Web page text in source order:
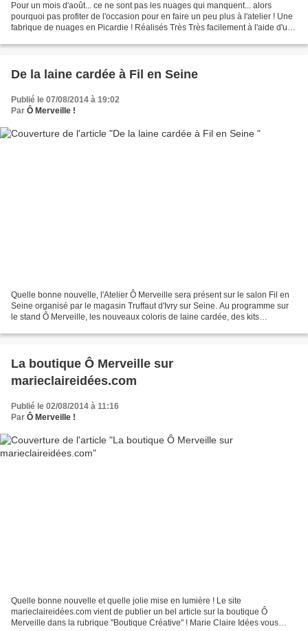
Pour un mois d'août... ce ne sont pas les nuages qui manquent... alors
pourquoi pas profiter de l'occasion pour en faire un peu plus à l'atelier ! Une
fabrique de nuages en Picardie ! Réalisés Très Très facilement à l'aide d'un
De la laine cardée à Fil en Seine
Publié le 07/08/2014 à 19:02
Par Ô Merveille !
Quelle bonne nouvelle, l'Atelier Ô Merveille sera présent sur le salon Fil en
Seine organisé par le magasin Truffaut d'Ivry sur Seine. Au programme sur
le stand Ô Merveille, les nouveaux coloris de laine cardée, des kits
La boutique Ô Merveille sur
marieclaireidées.com
Publié le 02/08/2014 à 11:16
Par Ô Merveille !
Quelle bonne nouvelle et quelle jolie mise en lumière ! Le site
marieclaireidées.com vient de publier un bel article sur la boutique Ô
Merveille dans la rubrique "Boutique Créative" ! Marie Claire Idées vous